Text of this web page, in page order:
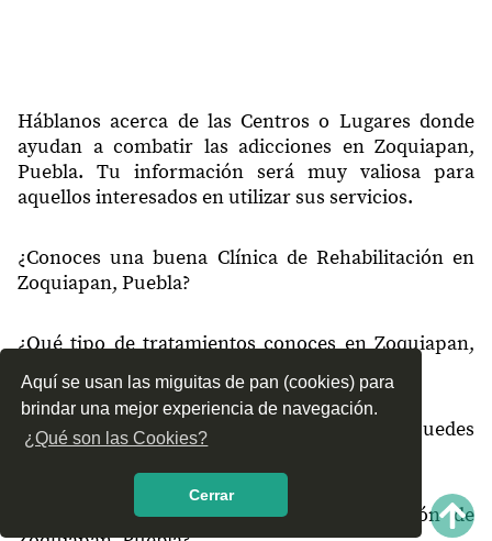
Aquí se usan las miguitas de pan (cookies) para
brindar una mejor experiencia de navegación.
¿Qué son las Cookies?
Cerrar
Háblanos acerca de las Centros o Lugares donde
ayudan a combatir las adicciones en Zoquiapan,
Puebla. Tu información será muy valiosa para
aquellos interesados en utilizar sus servicios.
¿Conoces una buena Clínica de Rehabilitación en
Zoquiapan, Puebla?
¿Qué tipo de tratamientos conoces en Zoquiapan,
Puebla?
¿Cómo es el servicio de las Clínicas que puedes
encontrar en Zoquiapan, Puebla?
¿Recomiendas las Clínicas de Rehabilitación de